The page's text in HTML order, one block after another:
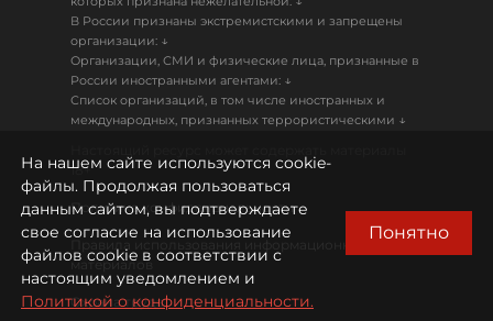
В России признаны экстремистскими и запрещены
организации: ↓
Организации, СМИ и физические лица, признанные в
России иностранными агентами: ↓
Список организаций, в том числе иностранных и
международных, признанных террористическими ↓
18+
Политика конфиденциальности
Правила использования информационных
материалов
Охрана труда
На нашем сайте используются cookie-
файлы. Продолжая пользоваться
данным сайтом, вы подтверждаете
свое согласие на использование
файлов cookie в соответствии с
настоящим уведомлением и
Политикой о конфиденциальности.
Понятно